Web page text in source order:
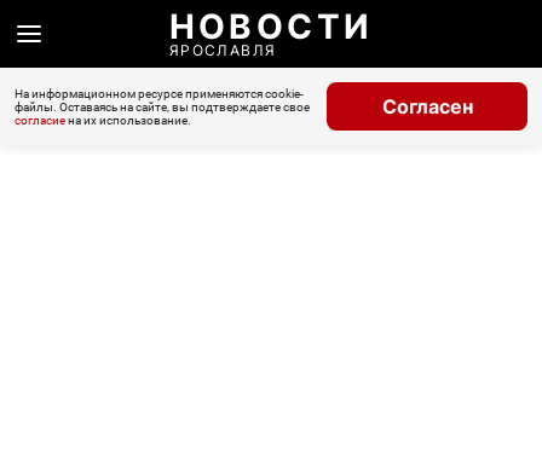
НОВОСТИ
ЯРОСЛАВЛЯ
На информационном ресурсе применяются cookie-
файлы. Оставаясь на сайте, вы подтверждаете свое
согласиена их использование.
Согласен